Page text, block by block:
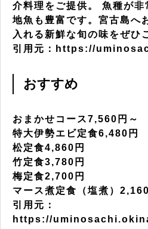
介料理をご提供。 魚種が
地魚も豊富です。宮古島へ
入れる新鮮な旬の味をぜひ
引用元：https://
おすすめ
おまかせコース7,560円～
特大伊勢エビ定食6,480円
松定食4,860円
竹定食3,780円
梅定食2,700円
マース煮定食（塩煮）
引用元：
https://